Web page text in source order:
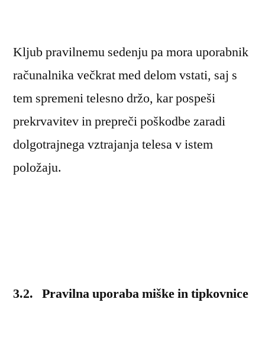
Kljub pravilnemu sedenju pa mora uporabnik
računalnika večkrat med delom vstati, saj s
tem spremeni telesno držo, kar pospeši
prekrvavitev in prepreči poškodbe zaradi
dolgotrajnega vztrajanja telesa v istem
položaju.
3.2. Pravilna uporaba miške in tipkovnice